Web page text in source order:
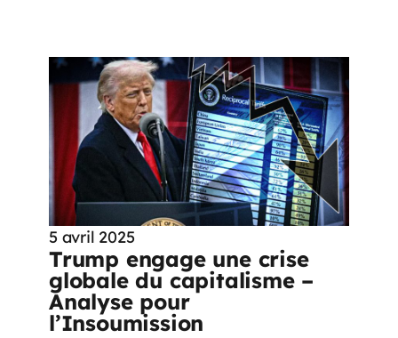
5 avril 2025
Trump engage une crise
globale du capitalisme –
Analyse pour
l’Insoumission